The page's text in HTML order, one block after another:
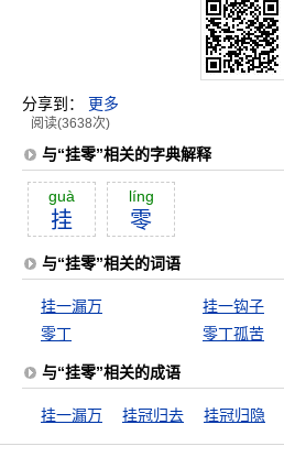
分享到： 更多
阅读(3638次)
与“挂零”相关的字典解释
guà
挂
líng
零
与“挂零”相关的词语
挂一漏万 挂一钩子
零丁
零丁孤苦
与“挂零”相关的成语
挂一漏万 挂冠归去 挂冠归隐